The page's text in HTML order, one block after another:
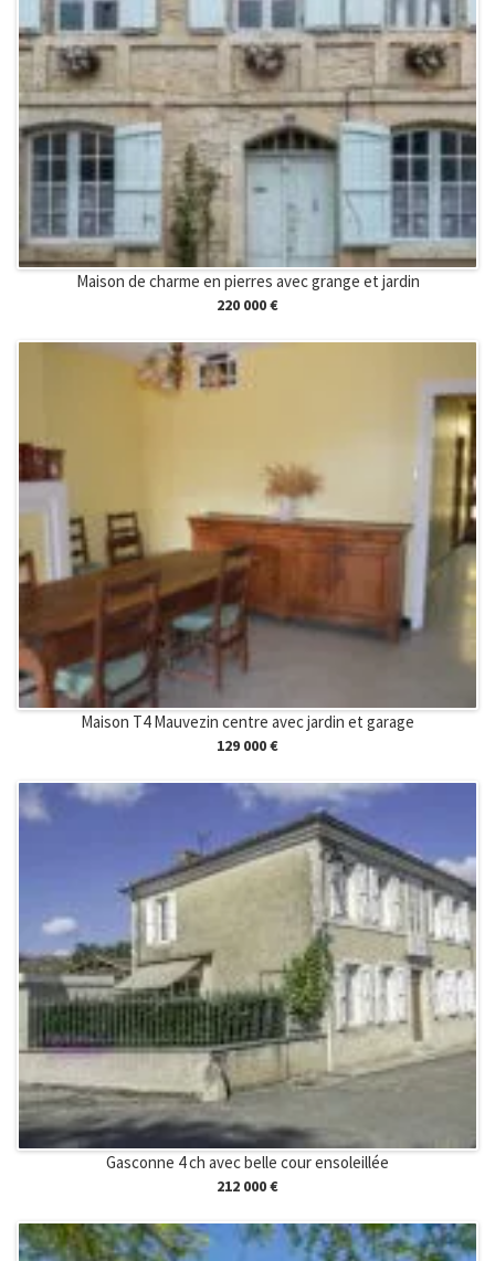
Maison de charme en pierres avec grange et jardin
220 000 €
Maison T4 Mauvezin centre avec jardin et garage
129 000 €
Gasconne 4 ch avec belle cour ensoleillée
212 000 €